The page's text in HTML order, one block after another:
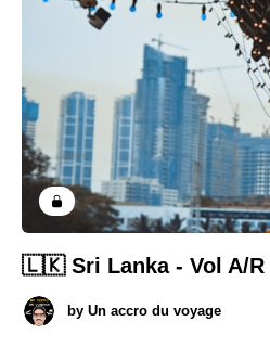
🇱🇰 Sri Lanka - Vol A/R
by Un accro du voyage